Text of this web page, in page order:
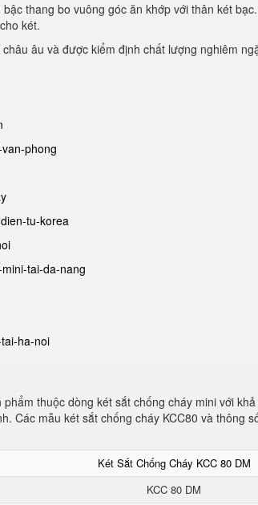
thang bo vuông góc ăn khớp với thân két
két.
âu và được kiểm định chất lượng nghiêm
phong
tu-korea
tai-da-nang
ha-noi
thuộc dòng két sắt chống cháy mini với
Các mẫu két sắt chống cháy KCC80 và thông
Két Sắt Chống Cháy KCC 80 DM
KCC 80 DM